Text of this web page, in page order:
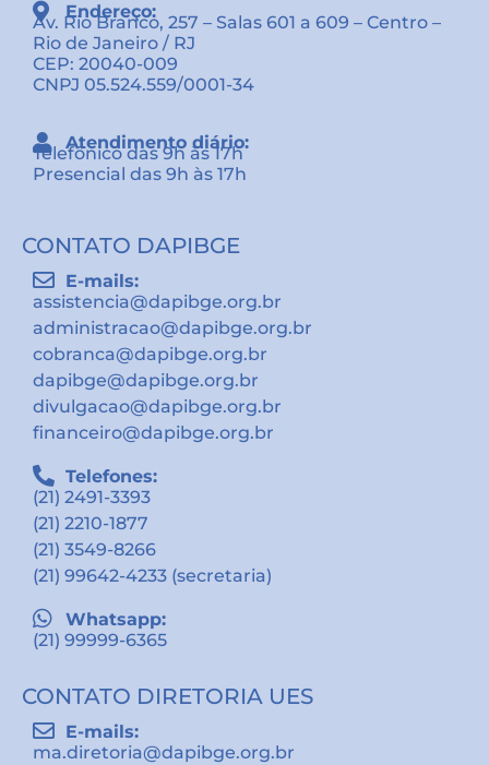
Endereço:
Av. Rio Branco, 257 – Salas 601 a 609 – Centro –
Rio de Janeiro / RJ
CEP: 20040-009
CNPJ 05.524.559/0001-34
Atendimento diário:
Telefônico das 9h às 17h
Presencial das 9h às 17h
CONTATO DAPIBGE
E-mails:
assistencia@dapibge.org.br
administracao@dapibge.org.br
cobranca@dapibge.org.br
dapibge@dapibge.org.br
divulgacao@dapibge.org.br
financeiro@dapibge.org.br
Telefones:
(21) 2491-3393
(21) 2210-1877
(21) 3549-8266
(21) 99642-4233 (secretaria)
Whatsapp:
(21) 99999-6365
CONTATO DIRETORIA UES
E-mails:
ma.diretoria@dapibge.org.br